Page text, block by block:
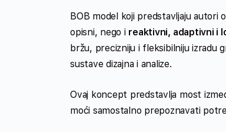
BOB model koji predstavljaju autori
opisni, nego i reaktivni, adaptivni i
bržu, precizniju i fleksibilniju izradu
sustave dizajna i analize.
Ovaj koncept predstavlja most
moći samostalno prepoznavati